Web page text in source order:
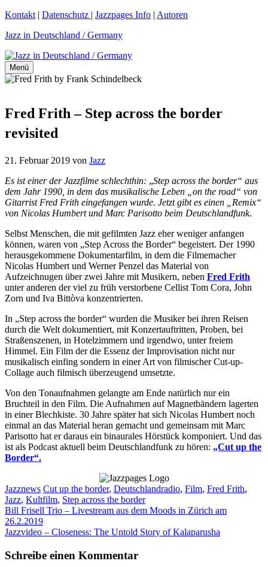
Zum
springen
Kontakt | Datenschutz | Jazzpages Info | Autoren
Jazz in Deutschland / Germany
Menü
Fred Frith – Step across the border
revisited
21. Februar 2019 von Jazz
Es ist einer der Jazzfilme schlechthin: „Step across the border“ aus
dem Jahr 1990, in dem das musikalische Leben „on the road“ von
Gitarrist Fred Frith eingefangen wurde. Jetzt gibt es einen „Remix“
von Nicolas Humbert und Marc Parisotto beim Deutschlandfunk.
Selbst Menschen, die mit gefilmten Jazz eher weniger anfangen
können, waren von „Step Across the Border“ begeistert. Der 1990
herausgekommene Dokumentarfilm, in dem die Filmemacher
Nicolas Humbert und Werner Penzel das Material von
Aufzeichnugen über zwei Jahre mit Musikern, neben Fred Frith
unter anderen der viel zu früh verstorbene Cellist Tom Cora, John
Zorn und Iva Bittòva konzentrierten.
In „Step across the border“ wurden die Musiker bei ihren Reisen
durch die Welt dokumentiert, mit Konzertauftritten, Proben, bei
Straßenszenen, in Hotelzimmern und irgendwo, unter freiem
Himmel. Ein Film der die Essenz der Improvisation nicht nur
musikalisch einfing sondern in einer Art von filmischer Cut-up-
Collage auch filmisch überzeugend umsetzte.
Von den Tonaufnahmen gelangte am Ende natürlich nur ein
Bruchteil in den Film. Die Aufnahmen auf Magnetbändern lagerten
in einer Blechkiste. 30 Jahre später hat sich Nicolas Humbert noch
einmal an das Material heran gemacht und gemeinsam mit Marc
Parisotto hat er daraus ein binaurales Hörstück komponiert. Und das
ist als Podcast aktuell beim Deutschlandfunk zu hören: „Cut up the
Border“.
Kategorien
Jazznews Schlagwörter
Cut up the border, Deutschlandradio, Film, Fred Frith,
Jazz, Kultfilm, Step across the border
Bill Frisell Trio – Livestream aus dem Moods in Zürich am
26.2.2019
Jazzvideo – Closeness: The Untold Story of Kalaparusha
Schreibe einen Kommentar